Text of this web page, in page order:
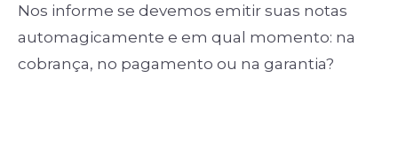
Nos informe se devemos emitir suas notas
automagicamente e em qual momento: na
cobrança, no pagamento ou na garantia?